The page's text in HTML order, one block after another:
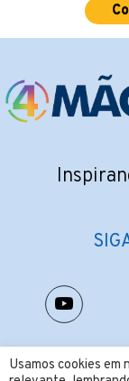
Usamos cookies em